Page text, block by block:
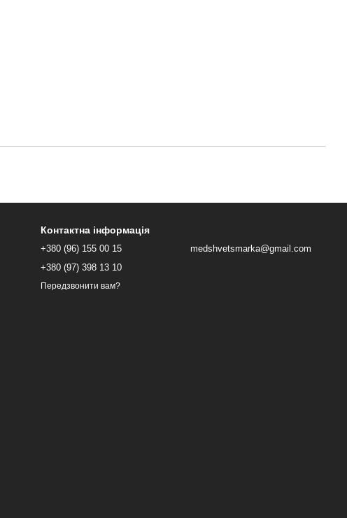
Контактна інформація
+380 (96) 155 00 15
+380 (97) 398 13 10
Передзвонити вам?
medshvetsmarka@gmail.com